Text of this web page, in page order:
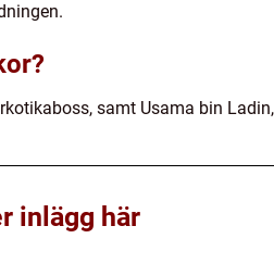
samt Usama bin
inlägg här